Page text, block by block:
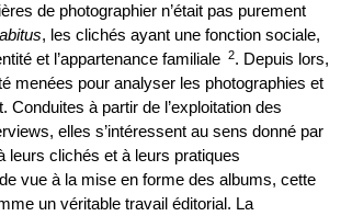
de photographier n’était pas purement
, les clichés ayant une fonction sociale,
et l’appartenance familiale 2. Depuis lors,
menées pour analyser les photographies et
Conduites à partir de l’exploitation des
elles s’intéressent au sens donné par
leurs clichés et à leurs pratiques
vue à la mise en forme des albums, cette
un véritable travail éditorial. La